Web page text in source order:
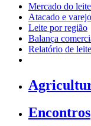
Mercado do leite
Atacado e varejo
Leite por região
Balança
Relatório de leite
Encontros